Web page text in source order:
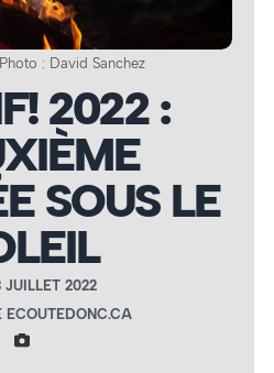
: David Sanchez
2022 :
SOUS LE
JUILLET 2022
ECOUTEDONC.CA